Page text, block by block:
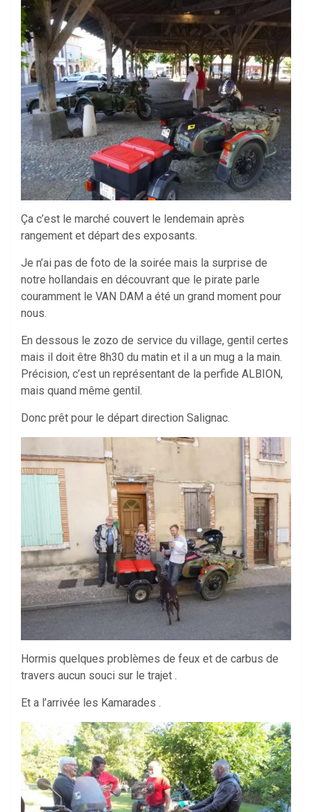
Ça c’est le marché couvert le lendemain après
rangement et départ des exposants.
Je n’ai pas de foto de la soirée mais la surprise de
notre hollandais en découvrant que le pirate parle
couramment le VAN DAM a été un grand moment pour
nous.
En dessous le zozo de service du village, gentil certes
mais il doit être 8h30 du matin et il a un mug a la main.
Précision, c’est un représentant de la perfide ALBION,
mais quand même gentil.
Donc prêt pour le départ direction Salignac.
Hormis quelques problèmes de feux et de carbus de
travers aucun souci sur le trajet .
Et a l’arrivée les Kamarades .